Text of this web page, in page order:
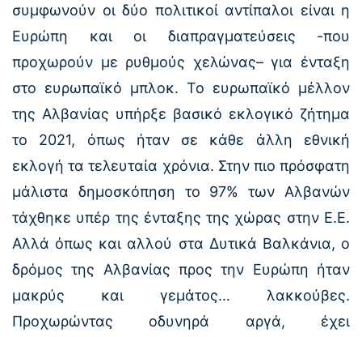
συμφωνούν οι δύο πολιτικοί αντίπαλοι είναι η
Ευρώπη και οι διαπραγματεύσεις -που
προχωρούν με ρυθμούς χελώνας– για ένταξη
στο ευρωπαϊκό μπλοκ. Το ευρωπαϊκό μέλλον
της Αλβανίας υπήρξε βασικό εκλογικό ζήτημα
το 2021, όπως ήταν σε κάθε άλλη εθνική
εκλογή τα τελευταία χρόνια. Στην πιο πρόσφατη
μάλιστα δημοσκόπηση το 97% των Αλβανών
τάχθηκε υπέρ της ένταξης της χώρας στην Ε.Ε.
Αλλά όπως και αλλού στα Δυτικά Βαλκάνια, ο
δρόμος της Αλβανίας προς την Ευρώπη ήταν
μακρύς και γεμάτος… λακκούβες.
Προχωρώντας οδυνηρά αργά, έχει